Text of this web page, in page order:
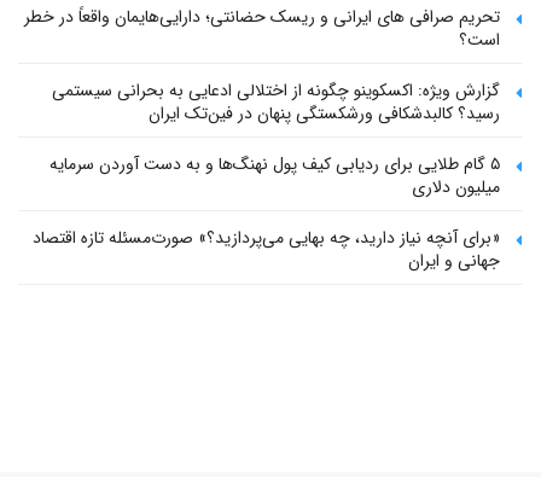
تحریم صرافی های ایرانی و ریسک حضانتی؛ دارایی‌هایمان واقعاً در خطر
است؟
گزارش ویژه: اکسکوینو چگونه از اختلالی ادعایی به بحرانی سیستمی
رسید؟ کالبدشکافی ورشکستگی پنهان در فین‌تک ایران
۵ گام طلایی برای ردیابی کیف پول‌ نهنگ‌ها و به دست آوردن سرمایه
میلیون دلاری
«برای آنچه نیاز دارید، چه بهایی می‌پردازید؟» صورت‌مسئله تازه اقتصاد
جهانی و ایران